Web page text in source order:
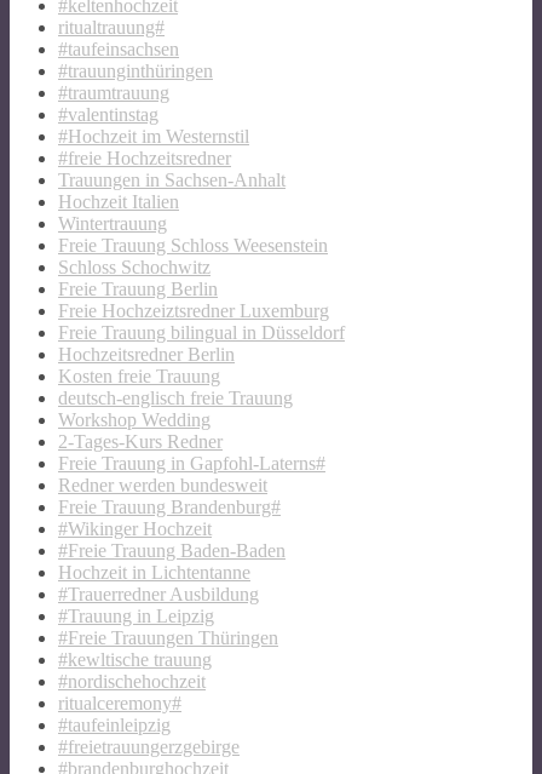
#keltenhochzeit
ritualtrauung#
#taufeinsachsen
#trauunginthüringen
#traumtrauung
#valentinstag
#Hochzeit im Westernstil
#freie Hochzeitsredner
Trauungen in Sachsen-Anhalt
Hochzeit Italien
Wintertrauung
Freie Trauung Schloss Weesenstein
Schloss Schochwitz
Freie Trauung Berlin
Freie Hochzeiztsredner Luxemburg
Freie Trauung bilingual in Düsseldorf
Hochzeitsredner Berlin
Kosten freie Trauung
deutsch-englisch freie Trauung
Workshop Wedding
2-Tages-Kurs Redner
Freie Trauung in Gapfohl-Laterns#
Redner werden bundesweit
Freie Trauung Brandenburg#
#Wikinger Hochzeit
#Freie Trauung Baden-Baden
Hochzeit in Lichtentanne
#Trauerredner Ausbildung
#Trauung in Leipzig
#Freie Trauungen Thüringen
#kewltische trauung
#nordischehochzeit
ritualceremony#
#taufeinleipzig
#freietrauungerzgebirge
#brandenburghochzeit